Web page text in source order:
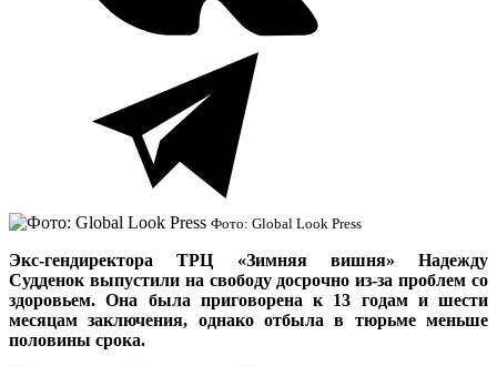
Фото: Global Look Press
Экс-гендиректора ТРЦ «Зимняя вишня» Надежду
Судденок выпустили на свободу досрочно из-за проблем со
здоровьем. Она была приговорена к 13 годам и шести
месяцам заключения, однако отбыла в тюрьме меньше
половины срока.